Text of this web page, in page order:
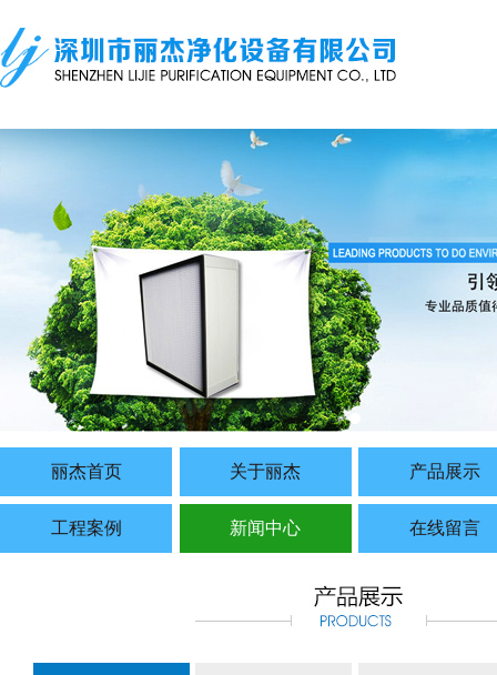
丽杰首页 关于丽杰 产品展示
工程案例 新闻中心 在线留言